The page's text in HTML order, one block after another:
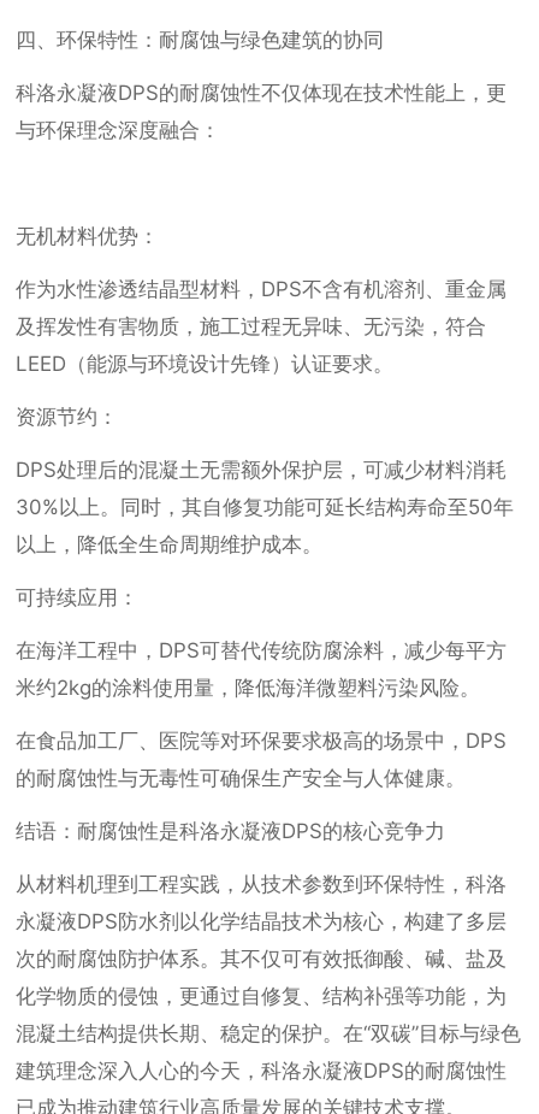
四、环保特性：耐腐蚀与绿色建筑的协同
科洛永凝液DPS的耐腐蚀性不仅体现在技术性能上，更
与环保理念深度融合：
无机材料优势：
作为水性渗透结晶型材料，DPS不含有机溶剂、重金属
及挥发性有害物质，施工过程无异味、无污染，符合
LEED（能源与环境设计先锋）认证要求。
资源节约：
DPS处理后的混凝土无需额外保护层，可减少材料消耗
30%以上。同时，其自修复功能可延长结构寿命至50年
以上，降低全生命周期维护成本。
可持续应用：
在海洋工程中，DPS可替代传统防腐涂料，减少每平方
米约2kg的涂料使用量，降低海洋微塑料污染风险。
在食品加工厂、医院等对环保要求极高的场景中，DPS
的耐腐蚀性与无毒性可确保生产安全与人体健康。
结语：耐腐蚀性是科洛永凝液DPS的核心竞争力
从材料机理到工程实践，从技术参数到环保特性，科洛
永凝液DPS防水剂以化学结晶技术为核心，构建了多层
次的耐腐蚀防护体系。其不仅可有效抵御酸、碱、盐及
化学物质的侵蚀，更通过自修复、结构补强等功能，为
混凝土结构提供长期、稳定的保护。在“双碳”目标与绿色
建筑理念深入人心的今天，科洛永凝液DPS的耐腐蚀性
已成为推动建筑行业高质量发展的关键技术支撑。